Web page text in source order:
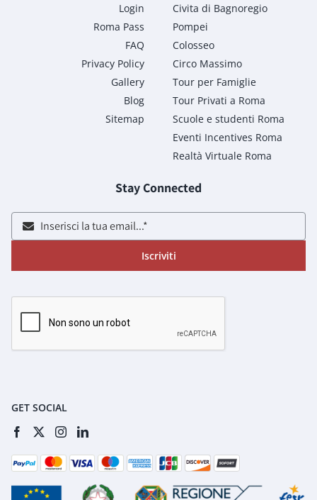
Login
Roma Pass
FAQ
Privacy Policy
Gallery
Blog
Sitemap
Civita di Bagnoregio
Pompei
Colosseo
Circo Massimo
Tour per Famiglie
Tour Privati a Roma
Scuole e studenti Roma
Eventi Incentives Roma
Realtà Virtuale Roma
Stay Connected
Iscriviti
GET SOCIAL